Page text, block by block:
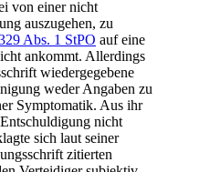
von einer nicht
auszugehen, zu
Abs. 1 StPO auf eine
ankommt. Allerdings
wiedergegebene
weder Angaben zu
Symptomatik. Aus ihr
nicht
sich laut seiner
zitierten